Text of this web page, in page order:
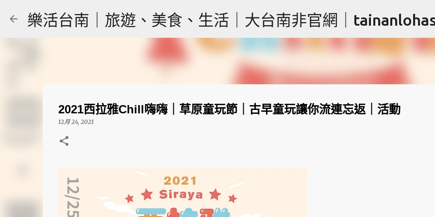
跳到主要內容
樂活台南｜旅遊、美食、生活｜大台南非官網｜
2021西拉雅Chill嗨嗨｜草原童玩節｜古早童玩讓你流連忘返｜活動
12月 24, 2021